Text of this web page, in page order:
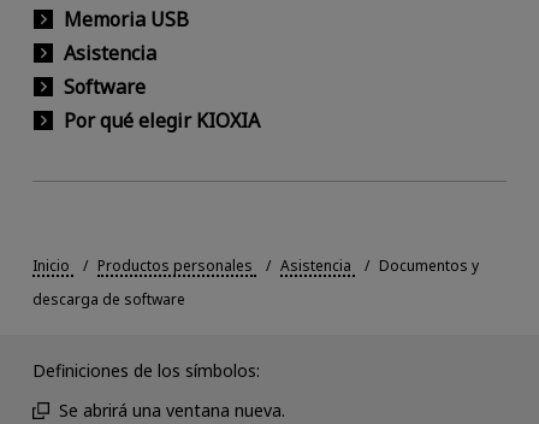
Memoria USB
Asistencia
Software
Por qué elegir KIOXIA
Inicio Productos personales Asistencia
Documentos y
descarga de software
Definiciones de los símbolos:
Se abrirá una ventana nueva.